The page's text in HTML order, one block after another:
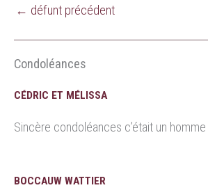
← défunt précédent
Condoléances
CÉDRIC ET MÉLISSA
Sincère condoléances c’était un
BOCCAUW WATTIER